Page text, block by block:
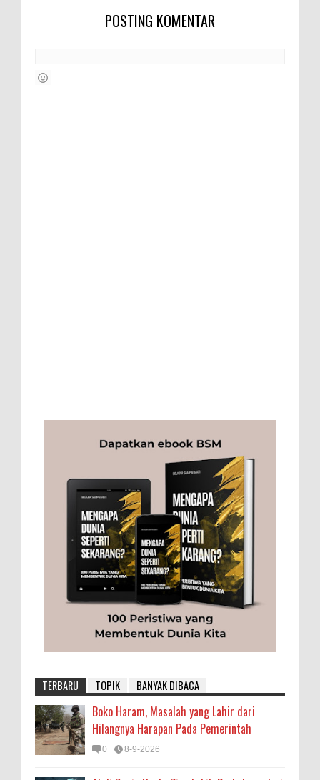
POSTING KOMENTAR
TERBARU TOPIK BANYAK DIBACA
Boko Haram, Masalah yang Lahir dari
Hilangnya Harapan Pada Pemerintah
0 8-9-2026